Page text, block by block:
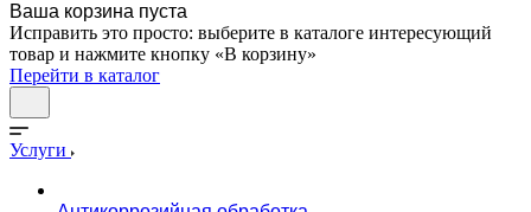
Ваша корзина пуста
Исправить это просто: выберите в каталоге интересующий
товар и нажмите кнопку «В корзину»
Перейти в каталог
Услуги